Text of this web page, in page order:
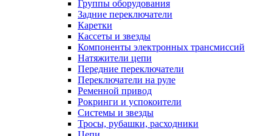
Группы оборудования
Задние переключатели
Каретки
Кассеты и звезды
Компоненты электронных трансмиссий
Натяжители цепи
Передние переключатели
Переключатели на руле
Ременной привод
Рокринги и успокоители
Системы и звезды
Тросы, рубашки, расходники